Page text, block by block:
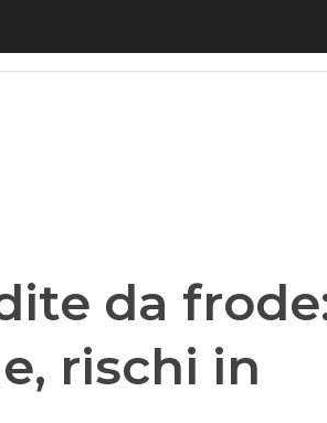
frode: truffe in diminuzione,
da
rischi in